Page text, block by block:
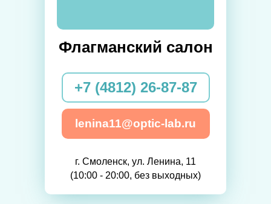
г. Смоленск, ул. Ленина, 11
(10:00 - 20:00, без выходных)
Флагманский салон
+7 (4812) 26-87-87
lenina11@optic-lab.ru